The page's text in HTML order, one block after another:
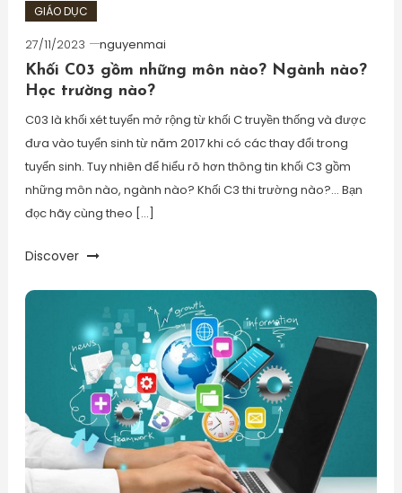
GIÁO DỤC
27/11/2023
nguyenmai
Khối C03 gồm những môn nào? Ngành nào?
Học trường nào?
C03 là khối xét tuyển mở rộng từ khối C truyền thống và được
đưa vào tuyển sinh từ năm 2017 khi có các thay đổi trong
tuyển sinh. Tuy nhiên để hiểu rõ hơn thông tin khối C3 gồm
những môn nào, ngành nào? Khối C3 thi trường nào?… Bạn
đọc hãy cùng theo […]
Discover